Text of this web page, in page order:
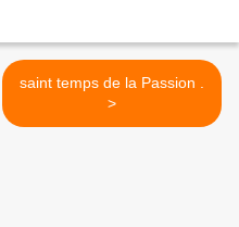
saint temps de la Passion .
>